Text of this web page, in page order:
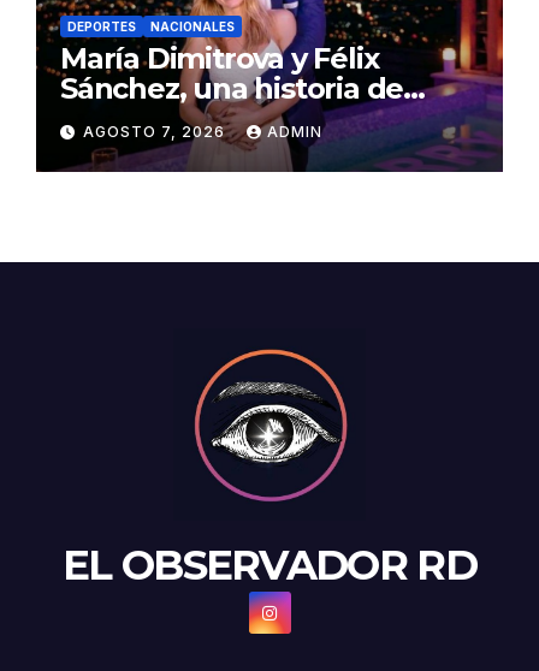
DEPORTES NACIONALES
María Dimitrova y Félix
Sánchez, una historia de
amor escrita con medallas de
oro
AGOSTO 7, 2026 ADMIN
EL OBSERVADOR RD